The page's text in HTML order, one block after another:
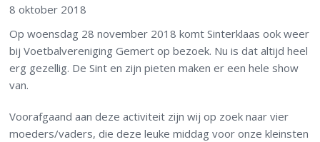
8 oktober 2018
Op woensdag 28 november 2018 komt Sinterklaas ook weer
bij Voetbalvereniging Gemert op bezoek. Nu is dat altijd heel
erg gezellig. De Sint en zijn pieten maken er een hele show
van.
Voorafgaand aan deze activiteit zijn wij op zoek naar vier
moeders/vaders, die deze leuke middag voor onze kleinsten